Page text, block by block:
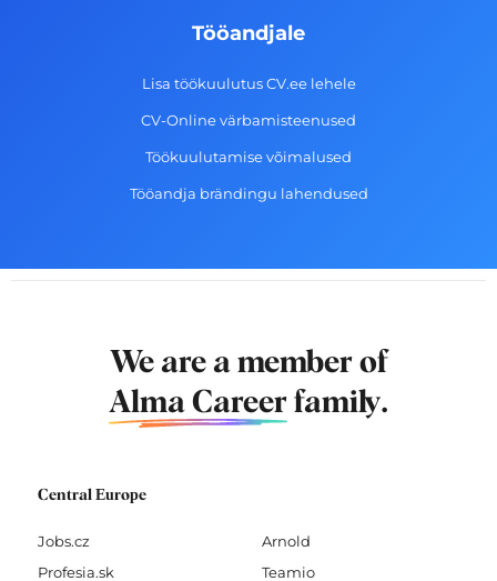
Tööandjale
Lisa töökuulutus CV.ee lehele
CV-Online värbamisteenused
Töökuulutamise võimalused
Tööandja brändingu lahendused
We are a member of
Alma Career family.
Central Europe
Jobs.cz
Profesia.sk
Arnold
Teamio